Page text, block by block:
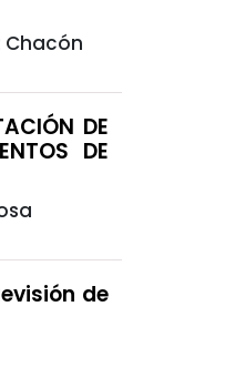
Chacón
DE
DE
de